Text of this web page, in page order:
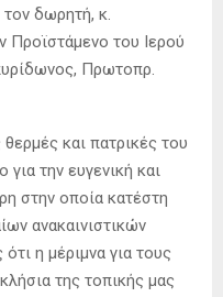
δωρητή, κ.
Προϊστάμενο του Ιερού
Πρωτοπρ.
και πατρικές του
την ευγενική και
στην οποία κατέστη
ανακαινιστικών
η μέριμνα για τους
της τοπικής μας